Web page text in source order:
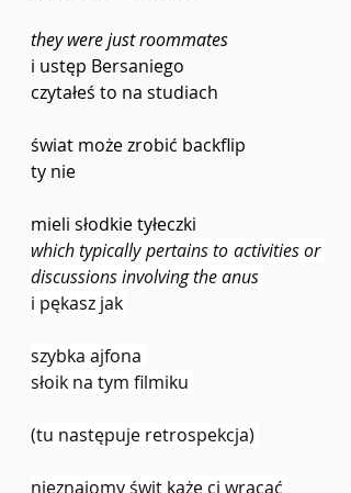
they were just roommates
i ustęp Bersaniego
czytałeś to na studiach
świat może zrobić backflip
ty nie
mieli słodkie tyłeczki
which typically pertains to activities or
discussions involving the anus
i pękasz jak
szybka ajfona
słoik na tym filmiku
(tu następuje retrospekcja)
nieznajomy świt każe ci wracać